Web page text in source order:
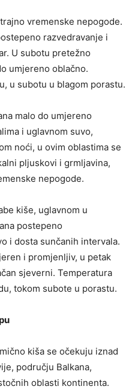
vremenske nepogode.
razvedravanje i
U subotu pretežno
umjereno oblačno.
u subotu u blagom porastu.
malo do umjereno
i uglavnom suvo,
noći, u ovim oblastima se
pljuskovi i grmljavina,
nepogode.
kiše, uglavnom u
postepeno
i dosta sunčanih intervala.
i promjenljiv, u petak
sjeverni. Temperatura
tokom subote u porastu.
kiša se očekuju iznad
području Balkana,
oblasti kontinenta.